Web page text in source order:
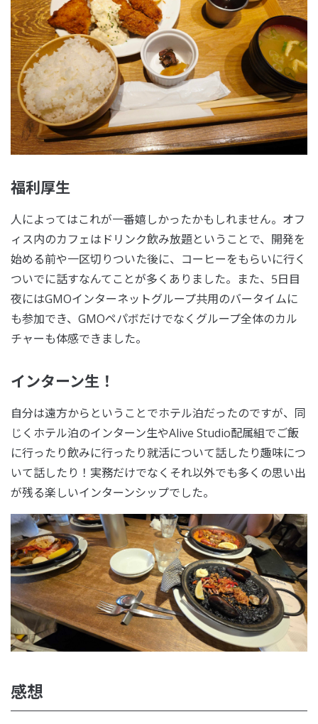
福利厚生
人によってはこれが一番嬉しかったかもしれません。オフ
ィス内のカフェはドリンク飲み放題ということで、開発を
始める前や一区切りついた後に、コーヒーをもらいに行く
ついでに話すなんてことが多くありました。また、5日目
夜にはGMOインターネットグループ共用のバータイムに
も参加でき、GMOペパボだけでなくグループ全体のカル
チャーも体感できました。
インターン生！
自分は遠方からということでホテル泊だったのですが、同
じくホテル泊のインターン生やAlive Studio配属組でご飯
に行ったり飲みに行ったり就活について話したり趣味につ
いて話したり！実務だけでなくそれ以外でも多くの思い出
が残る楽しいインターンシップでした。
感想